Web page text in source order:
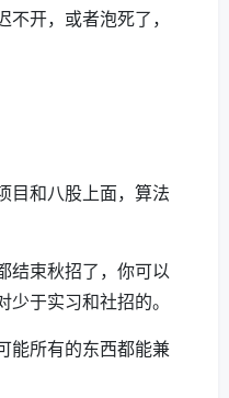
开，或者泡死了，
目和八股上面，算法
结束秋招了，你可以
于实习和社招的。
能所有的东西都能兼